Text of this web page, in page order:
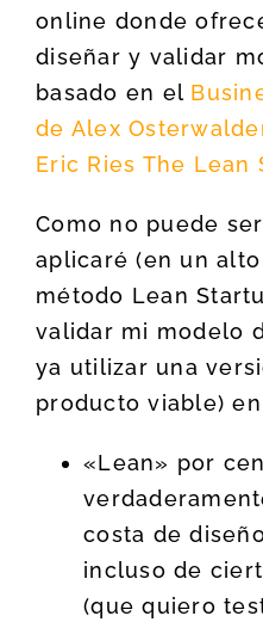
online donde
diseñar y validar
basado en el
de Alex
Eric Ries The Lean
Como no puede
aplicaré (en un
método Lean
validar mi modelo
ya utilizar una
producto viable)
«Lean» por
costa de
incluso de
(que quiero